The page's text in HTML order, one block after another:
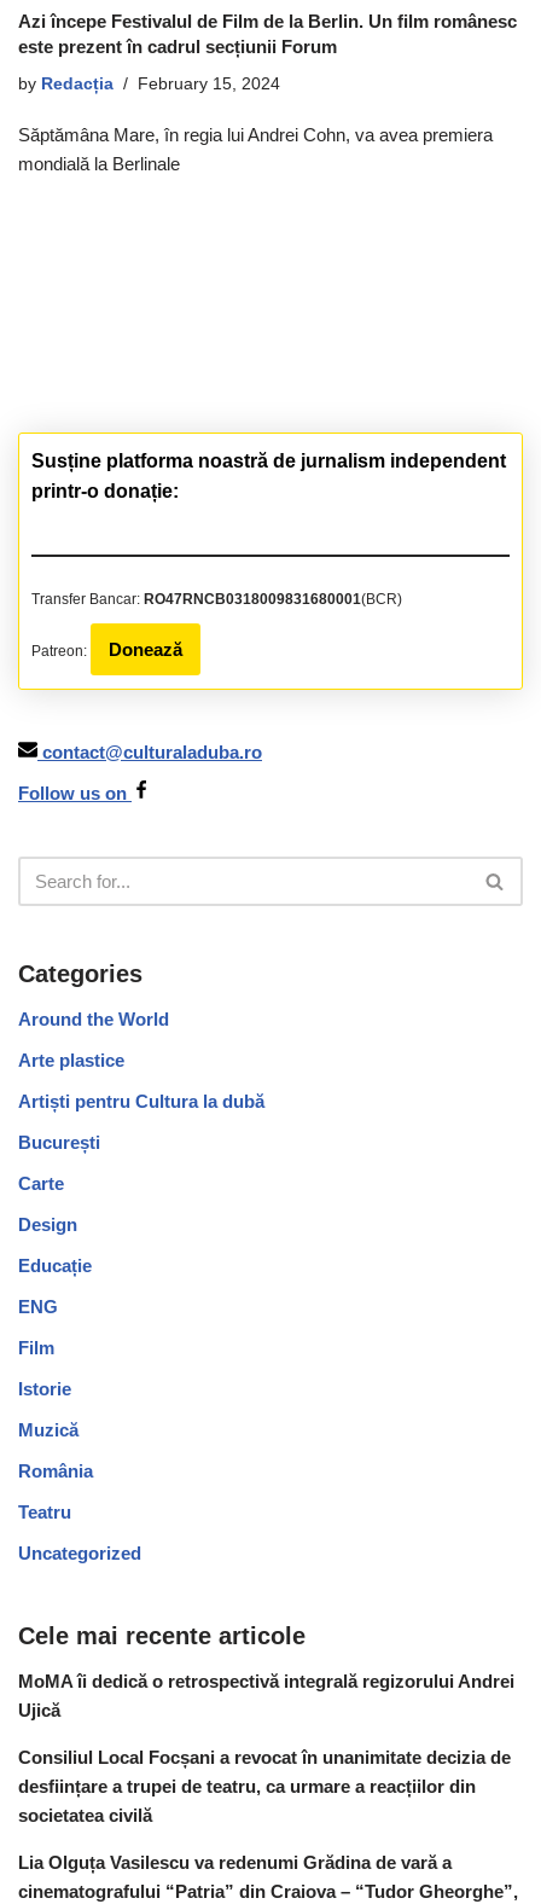
Azi începe Festivalul de Film de la Berlin. Un film românesc
este prezent în cadrul secțiunii Forum
by Redacția February 15, 2024
Săptămâna Mare, în regia lui Andrei Cohn, va avea premiera
mondială la Berlinale
Susține platforma noastră de jurnalism independent
printr-o donație:
Transfer Bancar: RO47RNCB0318009831680001(BCR)
Patreon: Donează
contact@culturaladuba.ro
Follow us on
Categories
Around the World
Arte plastice
Artiști pentru Cultura la dubă
București
Carte
Design
Educație
ENG
Film
Istorie
Muzică
România
Teatru
Uncategorized
Cele mai recente articole
MoMA îi dedică o retrospectivă integrală regizorului Andrei
Ujică
Consiliul Local Focșani a revocat în unanimitate decizia de
desființare a trupei de teatru, ca urmare a reacțiilor din
societatea civilă
Lia Olguța Vasilescu va redenumi Grădina de vară a
cinematografului “Patria” din Craiova – “Tudor Gheorghe”,